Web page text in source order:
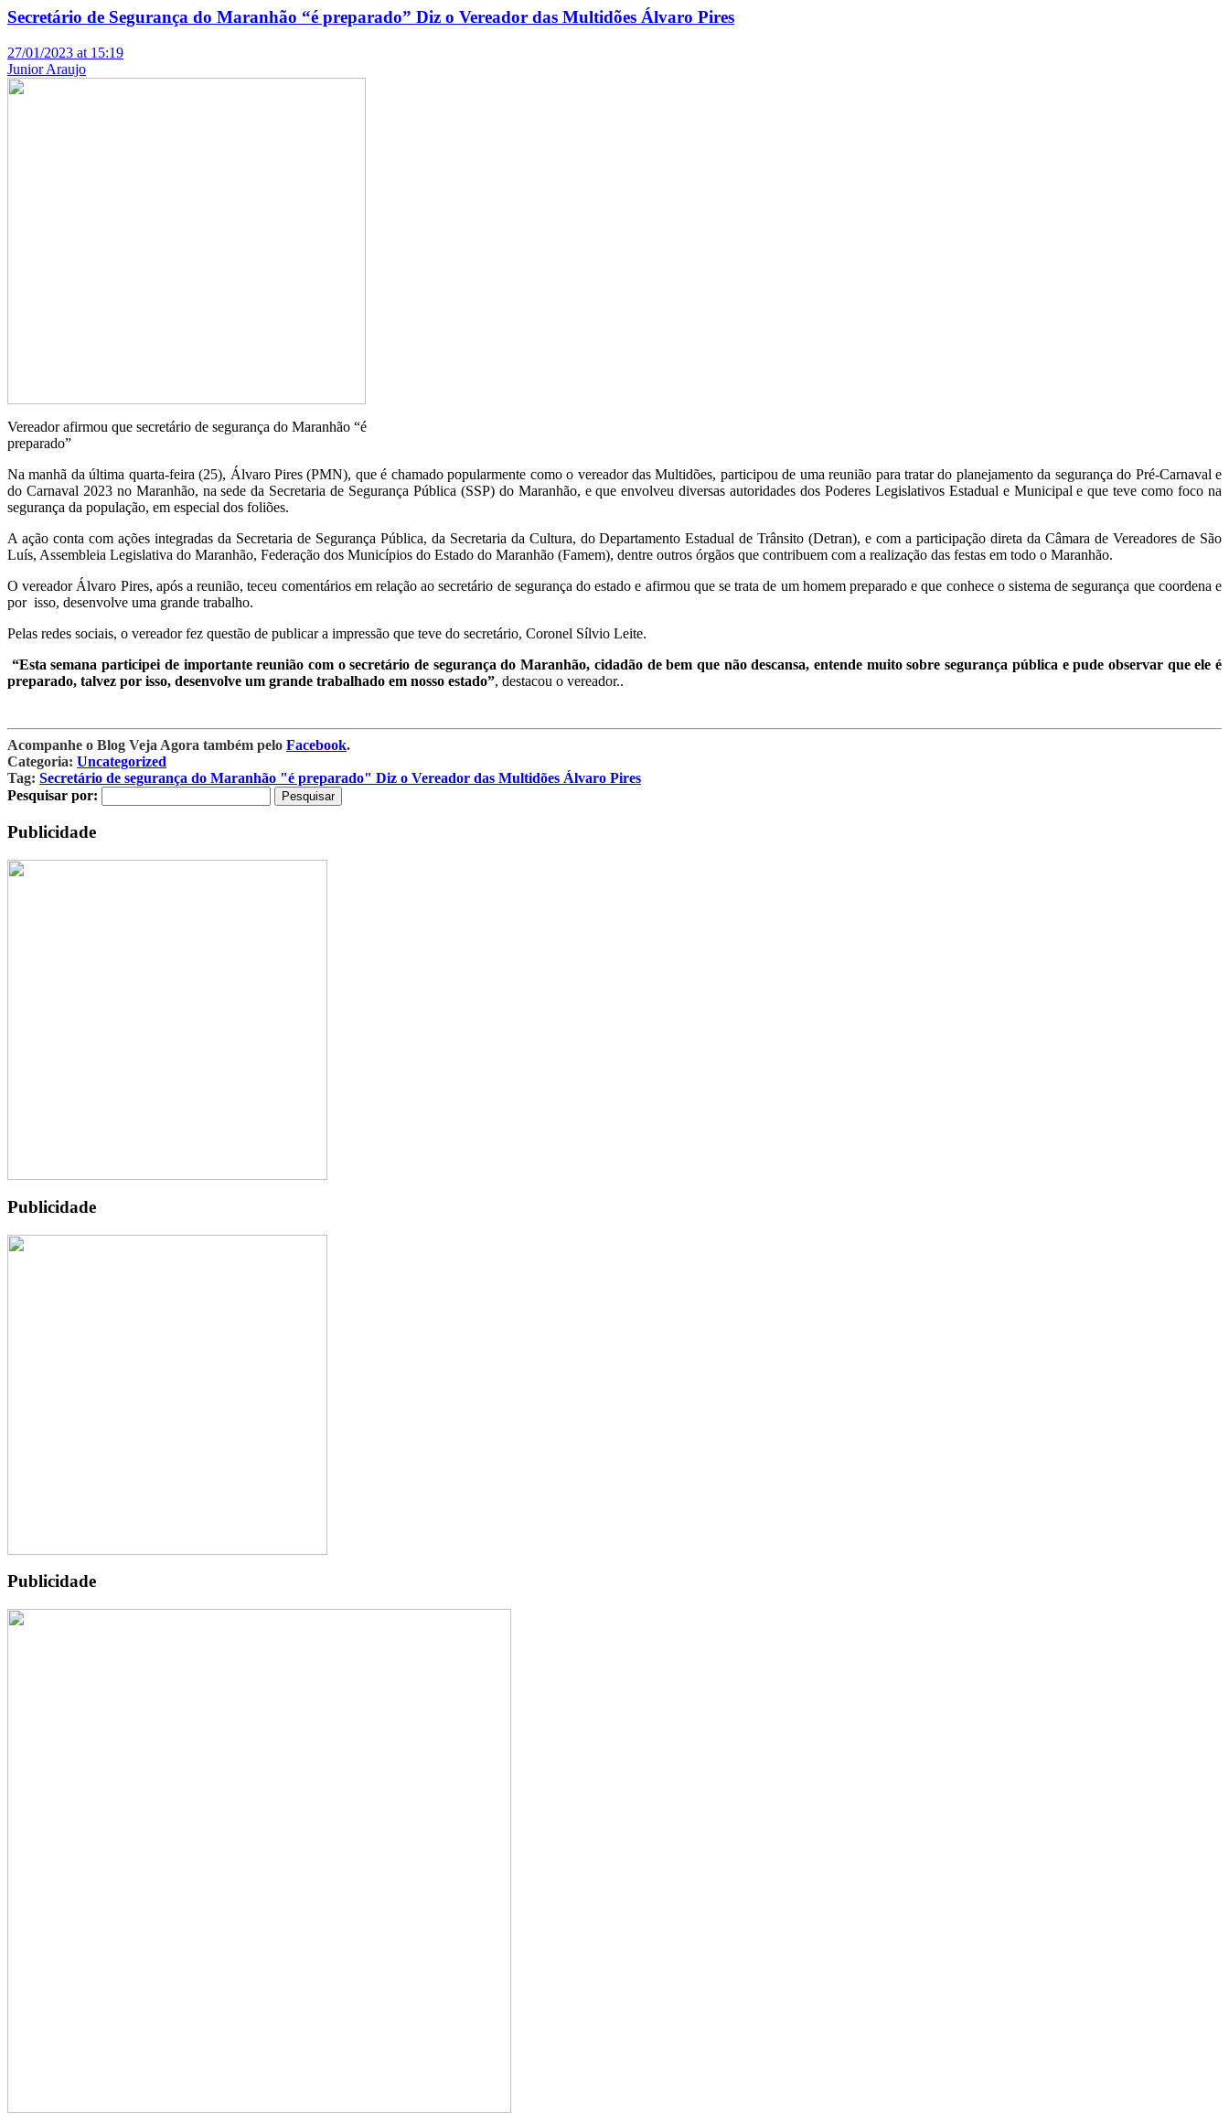
Secretário de Segurança do Maranhão “é preparado” Diz o Vereador das Multidões Álvaro Pires
27/01/2023 at 15:19
Junior Araujo
Vereador afirmou que secretário de segurança do Maranhão “é
preparado”
Na manhã da última quarta-feira (25), Álvaro Pires (PMN), que é chamado popularmente como o vereador das Multidões, participou de uma reunião para tratar do planejamento da segurança do Pré-Carnaval e
do Carnaval 2023 no Maranhão, na sede da Secretaria de Segurança Pública (SSP) do Maranhão, e que envolveu diversas autoridades dos Poderes Legislativos Estadual e Municipal e que teve como foco na
segurança da população, em especial dos foliões.
A ação conta com ações integradas da Secretaria de Segurança Pública, da Secretaria da Cultura, do Departamento Estadual de Trânsito (Detran), e com a participação direta da Câmara de Vereadores de São
Luís, Assembleia Legislativa do Maranhão, Federação dos Municípios do Estado do Maranhão (Famem), dentre outros órgãos que contribuem com a realização das festas em todo o Maranhão.
O vereador Álvaro Pires, após a reunião, teceu comentários em relação ao secretário de segurança do estado e afirmou que se trata de um homem preparado e que conhece o sistema de segurança que coordena e
por isso, desenvolve uma grande trabalho.
Pelas redes sociais, o vereador fez questão de publicar a impressão que teve do secretário, Coronel Sílvio Leite.
“Esta semana participei de importante reunião com o secretário de segurança do Maranhão, cidadão de bem que não descansa, entende muito sobre segurança pública e pude observar que ele é
preparado, talvez por isso, desenvolve um grande trabalhado em nosso estado”, destacou o vereador..
Acompanhe o Blog Veja Agora também pelo Facebook.
Categoria: Uncategorized
Tag: Secretário de segurança do Maranhão "é preparado" Diz o Vereador das Multidões Álvaro Pires
Pesquisar por:
Publicidade
Publicidade
Publicidade